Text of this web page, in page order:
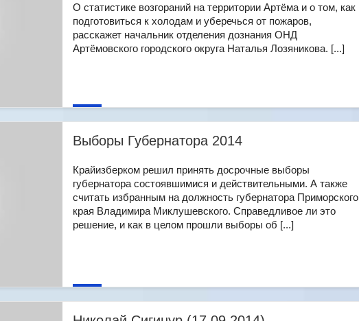
О статистике возгораний на территории Артёма и о том, как
подготовиться к холодам и уберечься от пожаров,
расскажет начальник отделения дознания ОНД
Артёмовского городского округа Наталья Лозяникова. [...]
Выборы Губернатора 2014
Крайизберком решил принять досрочные выборы
губернатора состоявшимися и действительными. А также
считать избранным на должность губернатора Приморского
края Владимира Миклушевского. Справедливое ли это
решение, и как в целом прошли выборы об [...]